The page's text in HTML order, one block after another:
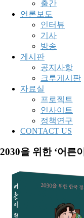
출간
언론보도
인터뷰
기사
방송
게시판
공지사항
크루게시판
자료실
프로젝트
인사이트
정책연구
CONTACT US
2030을 위한 ‘어른